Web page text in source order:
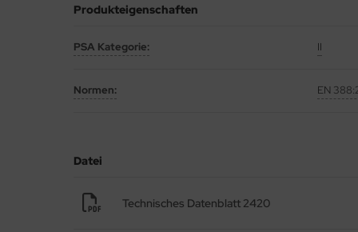
Produkteigenschaften
PSA Kategorie: II
Normen: EN
Datei
Technisches Datenblatt 2420